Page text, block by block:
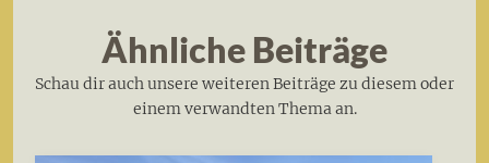
Ähnliche Beiträge
Schau dir auch unsere weiteren Beiträge zu diesem oder
einem verwandten Thema an.